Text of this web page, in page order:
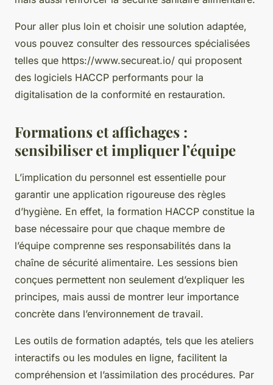
Pour aller plus loin et choisir une solution adaptée,
vous pouvez consulter des ressources spécialisées
telles que https://www.secureat.io/ qui proposent
des logiciels HACCP performants pour la
digitalisation de la conformité en restauration.
Formations et affichages :
sensibiliser et impliquer l’équipe
L’implication du personnel est essentielle pour
garantir une application rigoureuse des règles
d’hygiène. En effet, la formation HACCP constitue la
base nécessaire pour que chaque membre de
l’équipe comprenne ses responsabilités dans la
chaîne de sécurité alimentaire. Les sessions bien
conçues permettent non seulement d’expliquer les
principes, mais aussi de montrer leur importance
concrète dans l’environnement de travail.
Les outils de formation adaptés, tels que les ateliers
interactifs ou les modules en ligne, facilitent la
compréhension et l’assimilation des procédures. Par